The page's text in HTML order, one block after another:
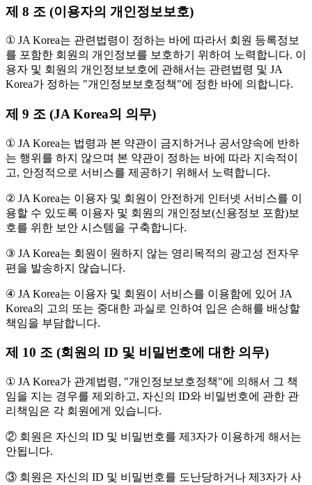
제 8 조 (이용자의 개인정보보호)
① JA Korea는 관련법령이 정하는 바에 따라서 회원 등록정보
를 포함한 회원의 개인정보를 보호하기 위하여 노력합니다. 이
용자 및 회원의 개인정보보호에 관해서는 관련법령 및 JA
Korea가 정하는 "개인정보보호정책"에 정한 바에 의합니다.
제 9 조 (JA Korea의 의무)
① JA Korea는 법령과 본 약관이 금지하거나 공서양속에 반하
는 행위를 하지 않으며 본 약관이 정하는 바에 따라 지속적이
고, 안정적으로 서비스를 제공하기 위해서 노력합니다.
② JA Korea는 이용자 및 회원이 안전하게 인터넷 서비스를 이
용할 수 있도록 이용자 및 회원의 개인정보(신용정보 포함)보
호를 위한 보안 시스템을 구축합니다.
③ JA Korea는 회원이 원하지 않는 영리목적의 광고성 전자우
편을 발송하지 않습니다.
④ JA Korea는 이용자 및 회원이 서비스를 이용함에 있어 JA
Korea의 고의 또는 중대한 과실로 인하여 입은 손해를 배상할
책임을 부담합니다.
제 10 조 (회원의 ID 및 비밀번호에 대한 의무)
① JA Korea가 관계법령, "개인정보보호정책"에 의해서 그 책
임을 지는 경우를 제외하고, 자신의 ID와 비밀번호에 관한 관
리책임은 각 회원에게 있습니다.
② 회원은 자신의 ID 및 비밀번호를 제3자가 이용하게 해서는
안됩니다.
③ 회원은 자신의 ID 및 비밀번호를 도난당하거나 제3자가 사